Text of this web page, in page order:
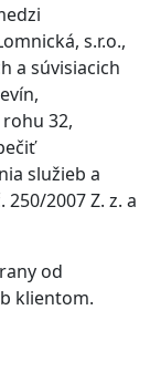
s.r.o.,
a súvisiacich
32,
služieb a
2007 Z. z. a
od
klientom.